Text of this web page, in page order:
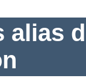
alias